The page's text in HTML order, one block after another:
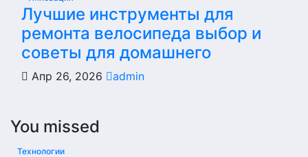
Лучшие инструменты для
ремонта велосипеда выбор и
советы для домашнего
Апр 26, 2026 admin
You missed
Технологии